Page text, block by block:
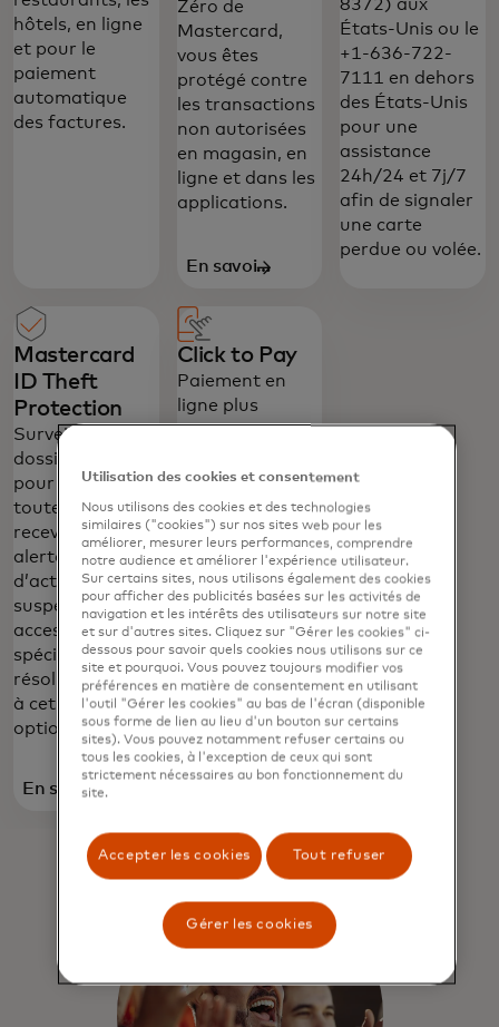
hôtels, en ligne
et pour le
paiement
automatique
des factures.
Zéro de
Mastercard,
vous êtes
protégé contre
les transactions
non autorisées
en magasin, en
ligne et dans les
applications.
En savoir
8372) aux
États-Unis ou le
+1-636-722-
7111 en dehors
des États-Unis
pour une
assistance
24h/24 et 7j/7
afin de signaler
une carte
perdue ou volée.
Mastercard
ID Theft
Protection
Surveillez votre
dossier de crédit
pour détecter
toute fraude,
recevez des
alertes en cas
d’activité
suspecte et
access à un
spécialiste en
résolution grâce
à cet avantage
optionnel.
En savoir
Click to Pay
Paiement en
ligne plus
sécurisé.
une fois,
sélectionnez
« appareils
mémorisés » et
passez
rapidement au
Paiement.
Utilisation des cookies et consentement
Nous utilisons des cookies et des technologies
similaires ("cookies") sur nos sites web pour les
améliorer, mesurer leurs performances, comprendre
notre audience et améliorer l'expérience utilisateur.
Sur certains sites, nous utilisons également des cookies
pour afficher des publicités basées sur les activités de
navigation et les intérêts des utilisateurs sur notre site
et sur d'autres sites. Cliquez sur "Gérer les cookies" ci-
dessous pour savoir quels cookies nous utilisons sur ce
site et pourquoi. Vous pouvez toujours modifier vos
préférences en matière de consentement en utilisant
l'outil "Gérer les cookies" au bas de l'écran (disponible
sous forme de lien au lieu d'un bouton sur certains
sites). Vous pouvez notamment refuser certains ou
tous les cookies, à l'exception de ceux qui sont
strictement nécessaires au bon fonctionnement du
site.
Accepter les cookies Tout refuser
Gérer les cookies